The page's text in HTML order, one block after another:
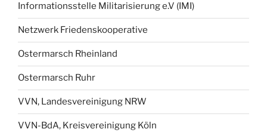
Informationsstelle Militarisierung e.V (IMI)
Netzwerk Friedenskooperative
Ostermarsch Rheinland
Ostermarsch Ruhr
VVN, Landesvereinigung NRW
VVN-BdA, Kreisvereinigung Köln